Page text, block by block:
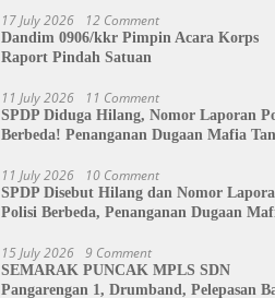
17 July 2026 12 Comment
Dandim 0906/kkr Pimpin Acara Korps
Raport Pindah Satuan
11 July 2026 11 Comment
SPDP Diduga Hilang, Nomor Laporan
Berbeda! Penanganan Dugaan Mafia
Siap Kawal Hingga Tingkat Pusat
11 July 2026 10 Comment
SPDP Disebut Hilang dan Nomor
Polisi Berbeda, Penanganan Dugaan
15 July 2026 9 Comment
SEMARAK PUNCAK MPLS SDN
Pangarengan 1, Drumband, Pelepasan